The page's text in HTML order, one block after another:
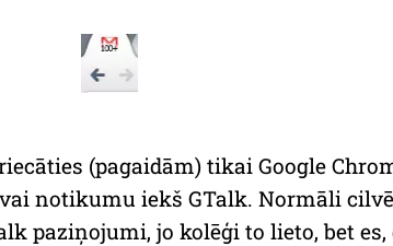
(pagaidām) tikai Google
notikumu iekš GTalk. Normāli
paziņojumi, jo kolēģi to lieto, bet